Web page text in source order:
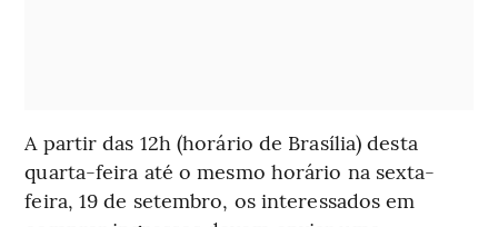
A partir das 12h (horário de Brasília) desta
quarta-feira até o mesmo horário na sexta-
feira, 19 de setembro, os interessados em